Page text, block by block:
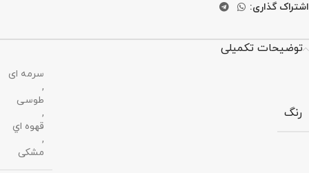
اشتراک گذاری:
توضیحات تکمیلی
رنگ
سرمه ای
,
طوسی
,
قهوه اي
,
مشکی